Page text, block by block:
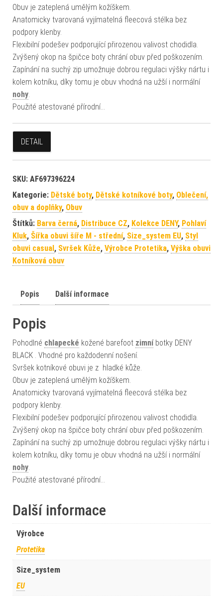
Obuv je zateplená umělým kožíškem.
Anatomicky tvarovaná vyjímatelná fleecová stélka bez
podpory klenby.
Flexibilní podešev podporující přirozenou valivost chodidla.
Zvýšený okop na špičce boty chrání obuv před poškozením.
Zapínání na suchý zip umožnuje dobrou regulaci výšky nártu i
kolem kotníku, díky tomu je obuv vhodná na užší i normální
nohy.
Použité atestované přírodní…
DETAIL
SKU: AF697396224
Kategorie: Dětské boty, Dětské kotníkové boty, Oblečení,
obuv a doplňky, Obuv
Štítků: Barva černá, Distribuce CZ, Kolekce DENY, Pohlaví
Kluk, Šířka obuvi šíře M - střední, Size_system EU, Styl
obuvi casual, Svršek Kůže, Výrobce Protetika, Výška obuvi
Kotníková obuv
Popis Další informace
Popis
Pohodlné chlapecké kožené barefoot zimníbotky DENY
BLACK . Vhodné pro každodenní nošení.
Svršek kotníkové obuvi je z hladké kůže.
Obuv je zateplená umělým kožíškem.
Anatomicky tvarovaná vyjímatelná fleecová stélka bez
podpory klenby.
Flexibilní podešev podporující přirozenou valivost chodidla.
Zvýšený okop na špičce boty chrání obuv před poškozením.
Zapínání na suchý zip umožnuje dobrou regulaci výšky nártu i
kolem kotníku, díky tomu je obuv vhodná na užší i normální
nohy.
Použité atestované přírodní…
Další informace
Výrobce
Protetika
Size_system
EU